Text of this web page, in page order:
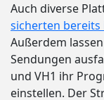
Auch diverse
sicherten
Außerdem
Sendungen
und VH1 ihr
einstellen. Der